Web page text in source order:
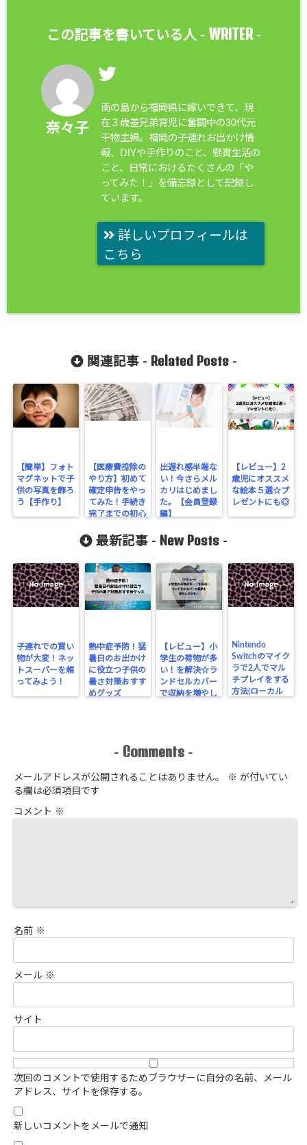
この記事を書いている人 - WRITER-
奈々子
南の島から福岡県に嫁いできて、現
在３歳差兄弟育児に奮闘中の30代元
干物主婦。福岡の子連れお出かけ情
報、DIYや手作りのこと、懸賞生活の
こと、日常におけるたくさんの「や
ってみた！」を備忘録として記録し
ています。
詳しいプロフィールは
こちら
関連記事 - Related Posts-
【簡単】フォト
マグネットで子
供の写真を飾ろ
う【手作り】
【医療費控除の
やり方】初めて
確定申告をやっ
てみた！手続き
完了までの初心
出遅れ感半端な
い！今さらメル
カリはじめまし
た。【会員登録
編】
【レビュー】2
歳児にオススメ
な絵本５選☆プ
レゼントにも◎
最新記事 - New Posts -
子連れでの買い
物が大変！ネッ
トスーパーを頼
ってみよう！
熱中症予防！猛
暑日のお出かけ
に役立つ子供の
暑さ対策おすす
めグッズ
【レビュー】小
学生の荷物が多
い！を解決☆ラ
ンドセルカバー
で収納を増やし
Nintendo
Switchのマイク
ラで2人でマル
チプレイをする
方法(ローカル
- Comments -
メールアドレスが公開されることはありません。 ※ が付いてい
る欄は必須項目です
コメント ※
名前 ※
メール ※
サイト
次回のコメントで使用するためブラウザーに自分の名前、メール
アドレス、サイトを保存する。
新しいコメントをメールで通知